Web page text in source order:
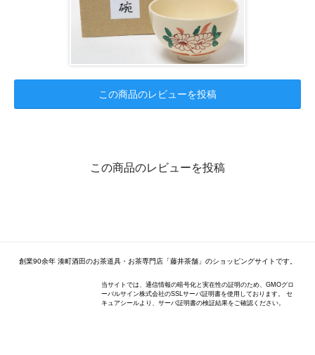
この商品のレビューを投稿
この商品のレビューを投稿
創業90余年 湊町酒田のお茶道具・お茶専門店「藤井茶舗」のショッピングサイトです。
当サイトでは、通信情報の暗号化と実在性の証明のため、GMOグロ
ーバルサイン株式会社のSSLサーバ証明書を使用しております。 セ
キュアシールより、サーバ証明書の検証結果をご確認ください。